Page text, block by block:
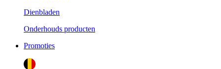
Dienbladen
Onderhouds producten
Promoties